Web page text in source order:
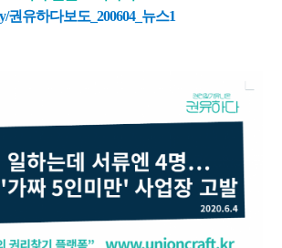
권유하다보도_200604_뉴스1